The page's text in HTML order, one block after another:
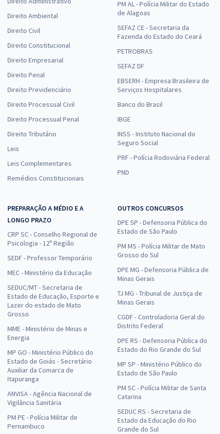
Direito Ambiental
Direito Civil
Direito Constitucional
Direito Empresarial
Direito Penal
Direito Previdenciário
Direito Processual Civil
Direito Processual Penal
Direito Tributário
Leis
Leis Complementares
Remédios Constitucionais
PM AL - Polícia Militar do Estado
de Alagoas
SEFAZ CE - Secretaria da
Fazenda do Estado do Ceará
PETROBRAS
SEFAZ DF
EBSERH - Empresa Brasileira de
Serviços Hospitalares
Banco do Brasil
IBGE
INSS - Instituto Nacional do
Seguro Social
PRF - Polícia Rodoviária Federal
PND
PREPARAÇÃO A MÉDIO E A
LONGO PRAZO
CRP SC - Conselho Regional de
Psicologia - 12ª Região
SEDF - Professor Temporário
MEC - Ministério da Educação
SEDUC/MT - Secretaria de
Estado de Educação, Esporte e
Lazer do estado de Mato
Grosso
MME - Ministério de Minas e
Energia
MP GO - Ministério Público do
Estado de Goiás - Secretário
Auxiliar da Comarca de
Itapuranga
ANVISA - Agência Nacional de
Vigilância Sanitária
PM PE - Polícia Militar de
Pernambuco
OUTROS CONCURSOS
DPE SP - Defensoria Pública do
Estado de São Paulo
PM MS - Polícia Militar de Mato
Grosso do Sul
DPE MG - Defensoria Pública de
Minas Gerais
TJ MG - Tribunal de Justiça de
Minas Gerais
CGDF - Controladoria Geral do
Distrito Federal
DPE RS - Defensoria Pública do
Estado do Rio Grande do Sul
MP SP - Ministério Público do
Estado de São Paulo
PM SC - Polícia Militar de Santa
Catarina
SEDUC RS - Secretaria de
Estado da Educação do Rio
Grande do Sul